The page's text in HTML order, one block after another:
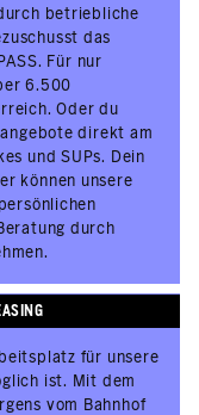
betriebliche
das
Für nur
6.500
Oder du
direkt am
und SUPs. Dein
können unsere
durch
für unsere
ist. Mit dem
vom Bahnhof